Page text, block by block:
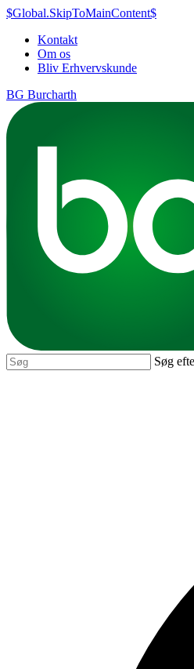
$Global.SkipToMainContent$
Kontakt
Om os
Bliv Erhvervskunde
BG Burcharth
Søg